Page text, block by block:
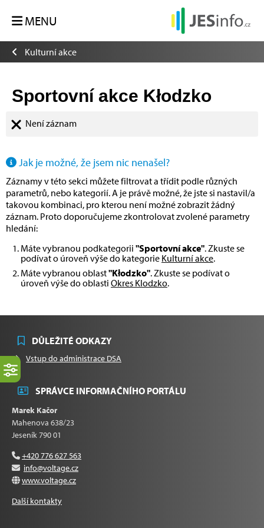
MENU
Kulturní akce
Sportovní akce Kłodzko
Není záznam
Jak je možné, že jsem nic nenašel?
Záznamy v této sekci můžete filtrovat a třídit podle různých
parametrů, nebo kategorií. A je právě možné, že jste si nastavil/a
takovou kombinaci, pro kterou není možné zobrazit žádný
záznam. Proto doporučujeme zkontrolovat zvolené parametry
hledání:
Máte vybranou podkategorii "Sportovní akce". Zkuste se
podívat o úroveň výše do kategorie Kulturní akce.
Máte vybranou oblast"Kłodzko". Zkuste se podívat o
úroveň výše do oblasti Okres Klodzko.
DŮLEŽITÉ ODKAZY
Vstup do administrace DSA
SPRÁVCE INFORMAČNÍHO PORTÁLU
Marek Kačor
Mahenova 638/23
Jeseník 790 01
+420 776 627 563
info@voltage.cz
www.voltage.cz
Další kontakty